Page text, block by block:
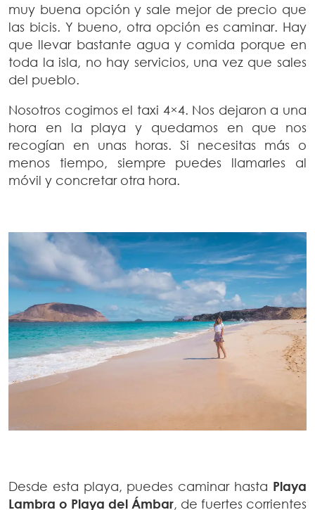
muy buena opción y sale mejor de precio que
las bicis. Y bueno, otra opción es caminar. Hay
que llevar bastante agua y comida porque en
toda la isla, no hay servicios, una vez que sales
del pueblo.
Nosotros cogimos el taxi 4×4. Nos dejaron a una
hora en la playa y quedamos en que nos
recogían en unas horas. Si necesitas más o
menos tiempo, siempre puedes llamarles al
móvil y concretar otra hora.
Desde esta playa, puedes caminar hasta Playa
Lambra o Playa del Ámbar, de fuertes corrientes